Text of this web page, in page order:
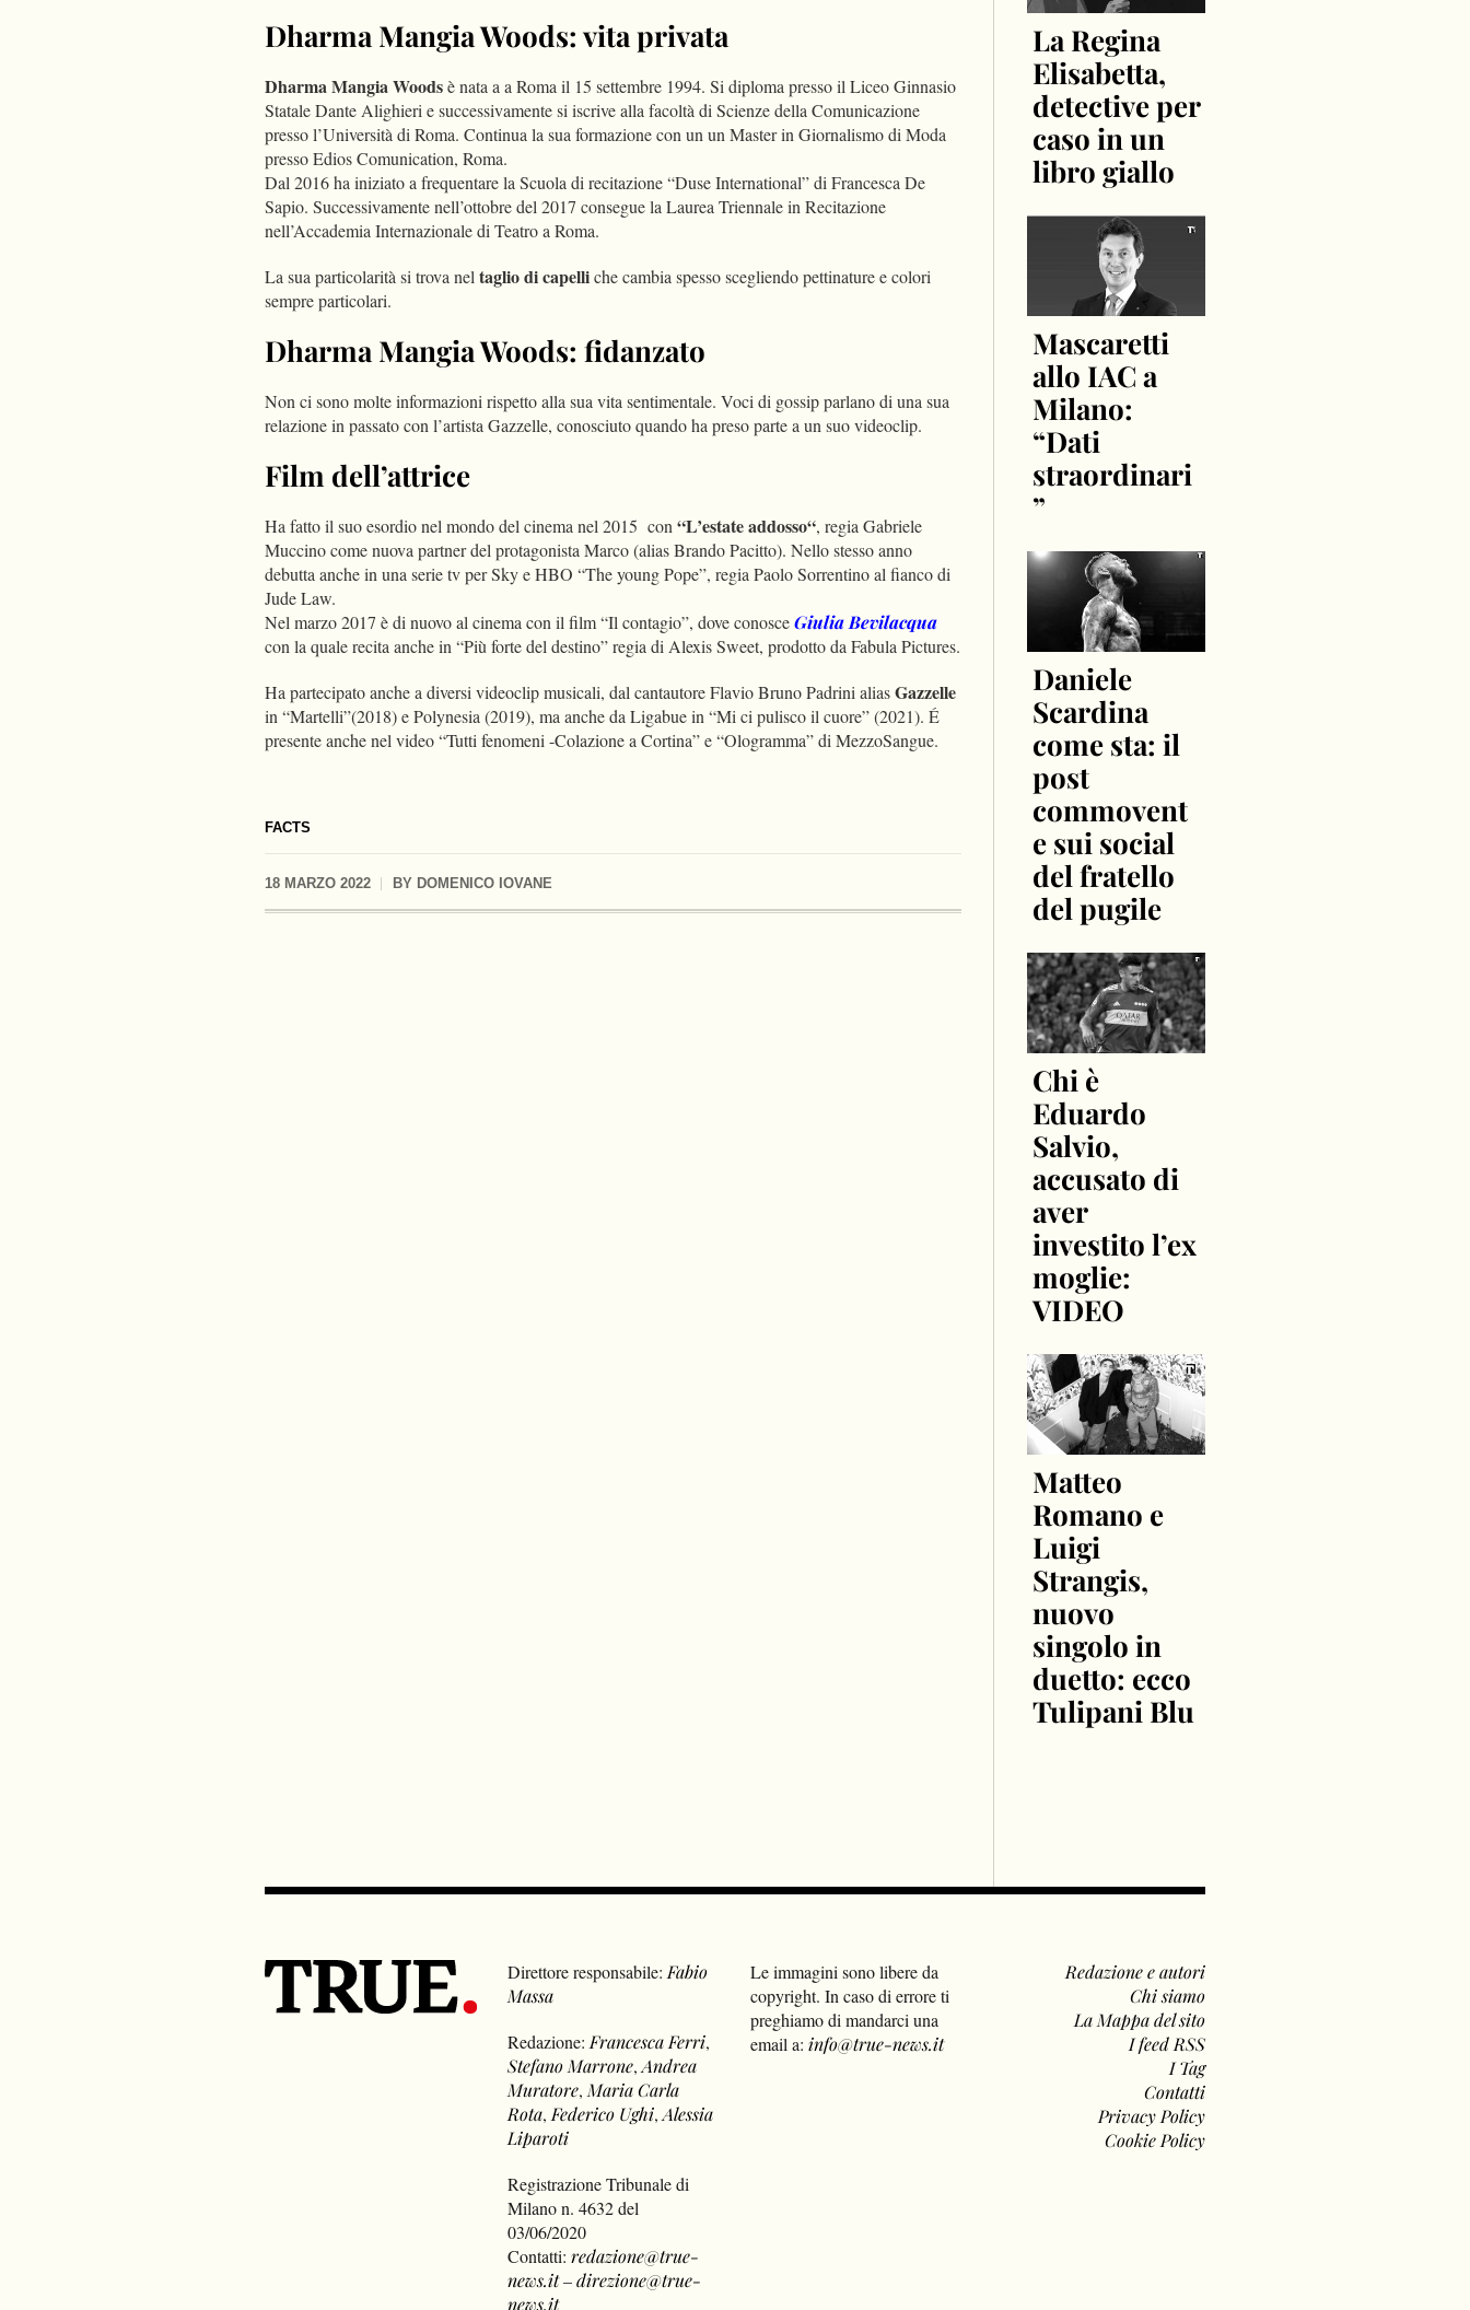
FACTS
18 MARZO 2022 BY DOMENICO IOVANE
Dharma Mangia Woods: vita privata
Dharma Mangia Woodsè nata a a Roma il 15 settembre 1994. Si diploma presso il Liceo Ginnasio
Statale Dante Alighieri e successivamente si iscrive alla facoltà di Scienze della Comunicazione
presso l’Università di Roma. Continua la sua formazione con un un Master in Giornalismo di Moda
presso Edios Comunication, Roma.
Dal 2016 ha iniziato a frequentare la Scuola di recitazione “Duse International” di Francesca De
Sapio. Successivamente nell’ottobre del 2017 consegue la Laurea Triennale in Recitazione
nell’Accademia Internazionale di Teatro a Roma.
La sua particolarità si trova neltaglio di capelliche cambia spesso scegliendo pettinature e colori
sempre particolari.
Dharma Mangia Woods: fidanzato
Non ci sono molte informazioni rispetto alla sua vita sentimentale. Voci di gossip parlano di una sua
relazione in passato con l’artista Gazzelle, conosciuto quando ha preso parte a un suo videoclip.
Film dell’attrice
Ha fatto il suo esordio nel mondo del cinema nel 2015 con“L’estate addosso“, regia Gabriele
Muccino come nuova partner del protagonista Marco (alias Brando Pacitto). Nello stesso anno
debutta anche in una serie tv per Sky e HBO “The young Pope”, regia Paolo Sorrentino al fianco di
Jude Law.
Nel marzo 2017 è di nuovo al cinema con il film “Il contagio”, dove conosceGiulia Bevilacqua
con la quale recita anche in “Più forte del destino” regia di Alexis Sweet, prodotto da Fabula Pictures.
Ha partecipato anche a diversi videoclip musicali, dal cantautore Flavio Bruno Padrini aliasGazzelle
in “Martelli”(2018) e Polynesia (2019), ma anche da Ligabue in “Mi ci pulisco il cuore” (2021). É
presente anche nel video “Tutti fenomeni -Colazione a Cortina” e “Ologramma” di MezzoSangue.
La Regina
Elisabetta,
detective per
caso in un
libro giallo
Mascaretti
allo IAC a
Milano:
“Dati
straordinari
”
Daniele
Scardina
come sta: il
post
commovent
e sui social
del fratello
del pugile
Chi è
Eduardo
Salvio,
accusato di
aver
investito l’ex
moglie:
VIDEO
Matteo
Romano e
Luigi
Strangis,
nuovo
singolo in
duetto: ecco
Tulipani Blu
Direttore responsabile: Fabio
Massa
Redazione: Francesca Ferri,
Stefano Marrone,Andrea
Muratore, Maria Carla
Rota, Federico Ughi,Alessia
Liparoti
Registrazione Tribunale di
Milano n. 4632 del
03/06/2020
Contatti:redazione@true-
news.it–direzione@true-
news.it
Le immagini sono libere da
copyright. In caso di errore ti
preghiamo di mandarci una
email a: info@true-news.it
Redazione e autori
Chi siamo
La Mappa del sito
I feed RSS
I Tag
Contatti
Privacy Policy
Cookie Policy